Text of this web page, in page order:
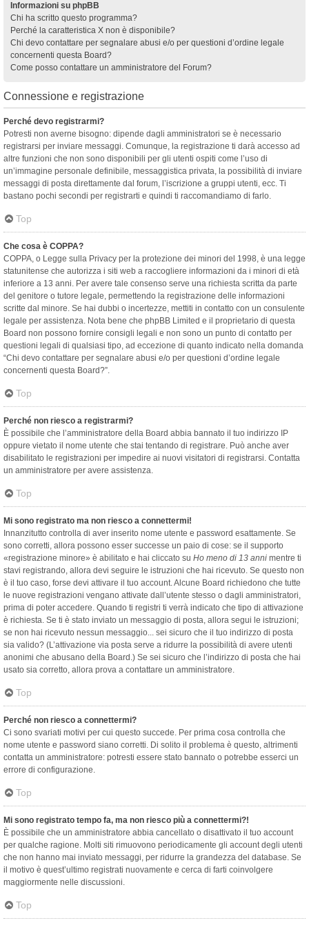
Informazioni su phpBB
Chi ha scritto questo programma?
Perché la caratteristica X non è disponibile?
Chi devo contattare per segnalare abusi e/o per questioni d’ordine legale
concernenti questa Board?
Come posso contattare un amministratore del Forum?
Connessione e registrazione
Perché devo registrarmi?
Potresti non averne bisogno: dipende dagli amministratori se è necessario
registrarsi per inviare messaggi. Comunque, la registrazione ti darà accesso ad
altre funzioni che non sono disponibili per gli utenti ospiti come l’uso di
un’immagine personale definibile, messaggistica privata, la possibilità di inviare
messaggi di posta direttamente dal forum, l’iscrizione a gruppi utenti, ecc. Ti
bastano pochi secondi per registrarti e quindi ti raccomandiamo di farlo.
Top
Che cosa è COPPA?
COPPA, o Legge sulla Privacy per la protezione dei minori del 1998, è una legge
statunitense che autorizza i siti web a raccogliere informazioni da i minori di età
inferiore a 13 anni. Per avere tale consenso serve una richiesta scritta da parte
del genitore o tutore legale, permettendo la registrazione delle informazioni
scritte dal minore. Se hai dubbi o incertezze, mettiti in contatto con un consulente
legale per assistenza. Nota bene che phpBB Limited e il proprietario di questa
Board non possono fornire consigli legali e non sono un punto di contatto per
questioni legali di qualsiasi tipo, ad eccezione di quanto indicato nella domanda
“Chi devo contattare per segnalare abusi e/o per questioni d’ordine legale
concernenti questa Board?”.
Top
Perché non riesco a registrarmi?
È possibile che l’amministratore della Board abbia bannato il tuo indirizzo IP
oppure vietato il nome utente che stai tentando di registrare. Può anche aver
disabilitato le registrazioni per impedire ai nuovi visitatori di registrarsi. Contatta
un amministratore per avere assistenza.
Top
Mi sono registrato ma non riesco a connettermi!
Innanzitutto controlla di aver inserito nome utente e password esattamente. Se
sono corretti, allora possono esser successe un paio di cose: se il supporto
«registrazione minore» è abilitato e hai cliccato su Ho meno di 13 anni mentre ti
stavi registrando, allora devi seguire le istruzioni che hai ricevuto. Se questo non
è il tuo caso, forse devi attivare il tuo account. Alcune Board richiedono che tutte
le nuove registrazioni vengano attivate dall’utente stesso o dagli amministratori,
prima di poter accedere. Quando ti registri ti verrà indicato che tipo di attivazione
è richiesta. Se ti è stato inviato un messaggio di posta, allora segui le istruzioni;
se non hai ricevuto nessun messaggio... sei sicuro che il tuo indirizzo di posta
sia valido? (L’attivazione via posta serve a ridurre la possibilità di avere utenti
anonimi che abusano della Board.) Se sei sicuro che l’indirizzo di posta che hai
usato sia corretto, allora prova a contattare un amministratore.
Top
Perché non riesco a connettermi?
Ci sono svariati motivi per cui questo succede. Per prima cosa controlla che
nome utente e password siano corretti. Di solito il problema è questo, altrimenti
contatta un amministratore: potresti essere stato bannato o potrebbe esserci un
errore di configurazione.
Top
Mi sono registrato tempo fa, ma non riesco più a connettermi?!
È possibile che un amministratore abbia cancellato o disattivato il tuo account
per qualche ragione. Molti siti rimuovono periodicamente gli account degli utenti
che non hanno mai inviato messaggi, per ridurre la grandezza del database. Se
il motivo è quest’ultimo registrati nuovamente e cerca di farti coinvolgere
maggiormente nelle discussioni.
Top